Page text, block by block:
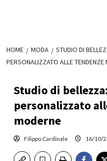
HOME MODA
STUDIO DI
PERSONALIZZATO ALLE TENDENZE
Studio di
personalizzato
moderne
Filippo Cardinale 16/10/